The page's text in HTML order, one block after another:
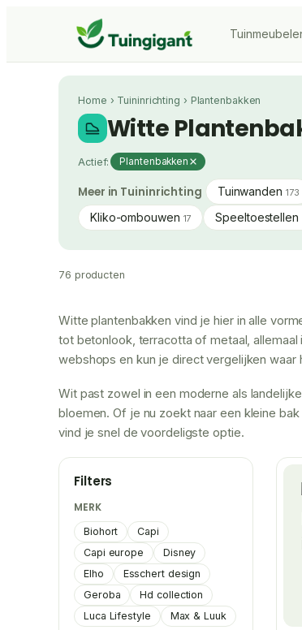
Home › Tuininrichting › Plantenbakken
Witte
Actief: Plantenbakken
Meer in Tuininrichting Tuinwanden 173
Kliko-ombouwen 17 Speeltoestellen
76 producten
Witte plantenbakken vind je hier in alle
tot betonlook, terracotta of metaal,
webshops en kun je direct vergelijken waar
Wit past zowel in een moderne als
bloemen. Of je nu zoekt naar een kleine
vind je snel de voordeligste optie.
Filters
MERK
Biohort
Capi
Capi europe
Disney
Elho
Esschert design
Geroba
Hd collection
Luca Lifestyle
Max & Luuk